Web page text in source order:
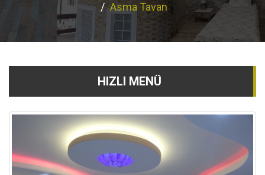
Asma Tavan
HIZLI MENÜ